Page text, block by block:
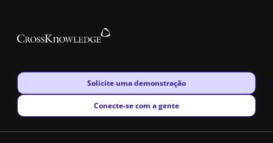
New window
Solicite uma demonstração
New window
Conecte-se com a gente